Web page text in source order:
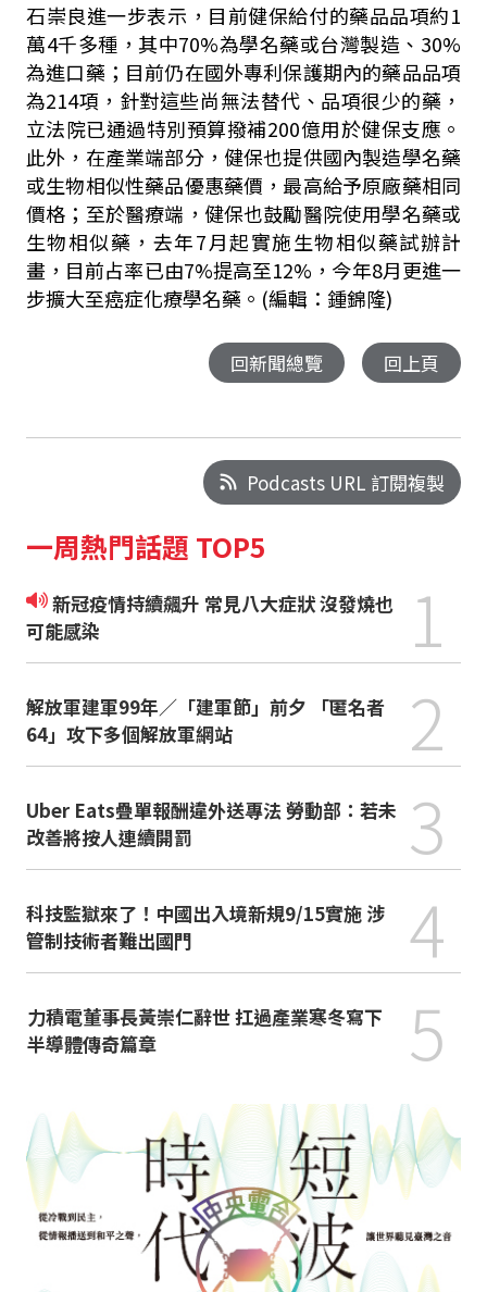
石崇良進一步表示，目前健保給付的藥品品項約1
萬4千多種，其中70%為學名藥或台灣製造、 30%
為進口藥；目前仍在國外專利保護期內的藥品品項
為214項，針對這些尚無法替代、品項很少的藥，
立法院已通過特別預算撥補200億用於健保支應。
此外，在產業端部分，健保也提供國內製造學名藥
或生物相似性藥品優惠藥價，最高給予原廠藥相同
價格；至於醫療端，健保也鼓勵醫院使用學名藥或
生物相似藥，去年7月起實施生物相似藥試辦計
畫，目前占率已由7%提高至12% ，今年8月更進一
步擴大至癌症化療學名藥。(編輯：鍾錦隆)
回新聞總覽 回上頁
Podcasts URL 訂閱複製
一周熱門話題 TOP5
新冠疫情持續飆升 常見八大症狀 沒發燒也
可能感染
1
解放軍建軍99年／「建軍節」前夕 「匿名者
64」攻下多個解放軍網站
2
Uber Eats疊單報酬違外送專法 勞動部：若未
改善將按人連續開罰
3
科技監獄來了！中國出入境新規9/15實施 涉
管制技術者難出國門
4
力積電董事長黃崇仁辭世 扛過產業寒冬寫下
半導體傳奇篇章
5